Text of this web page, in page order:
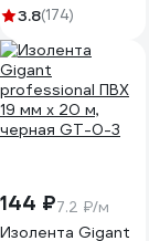
GEP 01
3.8(174)
144 ₽7.2 ₽/м
Изолента Gigant